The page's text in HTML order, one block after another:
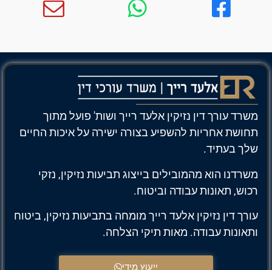
משרד עורך דין נזיקין אלעד רייך ושות' פועל מתוך
תחושת אחריות להשפיע בצורה ישירה על איכות החיים
שלך בעתיד.
משרדנו הוא מהמובילים בייצוג תביעות נזיקין, נזקי
רכוש, תאונות עבודה וביטוח.
עורך דין נזיקין אלעד רייך מומחה בתביעות נזיקין, ביטוח
ותאונות עבודה. מאות תיקי הצלחה.
ייעוץ מידי